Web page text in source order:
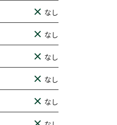
なし
なし
なし
なし
なし